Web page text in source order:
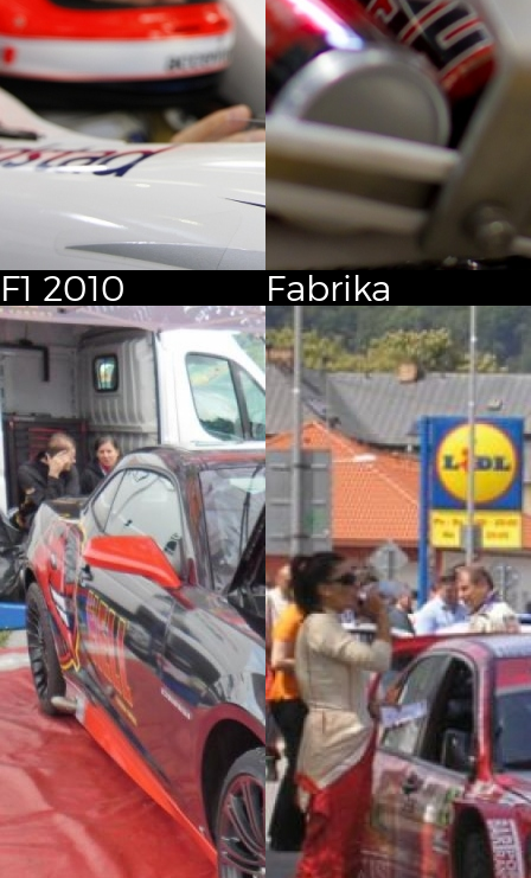
F1 2010 Fabrika